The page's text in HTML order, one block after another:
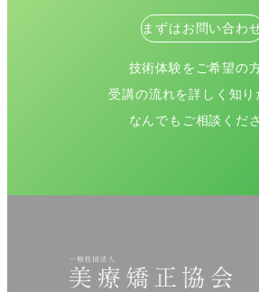
まずはお問い合わ
技術体験をご希望の方
受講の流れを詳しく知り
なんでもご相談くだ